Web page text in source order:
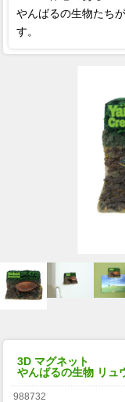
やんばるの生物たち
す。
3D マグネット
やんばるの生物 リュ
988732